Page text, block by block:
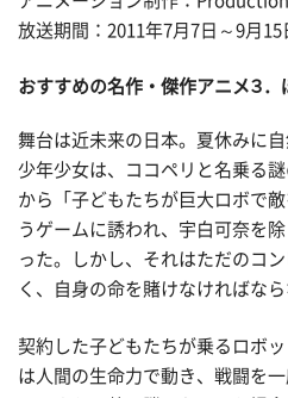
放送期間：2011年7月7日～9月15
おすすめの名作・傑作アニメ３．
舞台は近未来の日本。夏休みに
少年少女は、ココペリと名乗る
から「子どもたちが巨大ロボで
うゲームに誘われ、宇白可奈を
った。しかし、それはただのコ
く、自身の命を賭けなければなら
契約した子どもたちが乗るロボ
は人間の生命力で動き、戦闘を